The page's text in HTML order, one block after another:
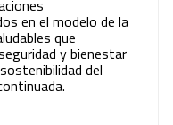
en el modelo de la
que
y bienestar
del